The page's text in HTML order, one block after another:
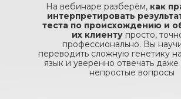
На вебинаре разберём, как
интерпретировать
теста по происхождению и
их клиенту просто,
профессионально. Вы
переводить сложную генетику
язык и уверенно отвечать
непростые вопросы